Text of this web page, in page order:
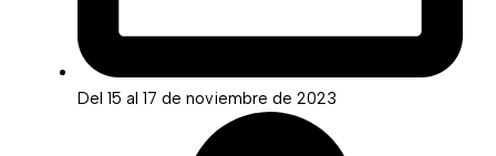
Del 15 al 17 de noviembre de 2023